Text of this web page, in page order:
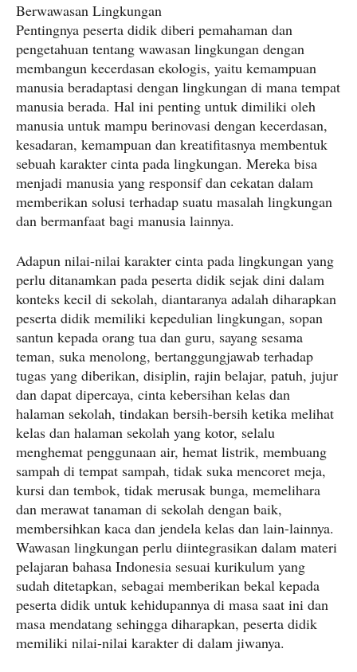
Berwawasan Lingkungan
Pentingnya peserta didik diberi pemahaman dan
pengetahuan tentang wawasan lingkungan dengan
membangun kecerdasan ekologis, yaitu kemampuan
manusia beradaptasi dengan lingkungan di mana tempat
manusia berada. Hal ini penting untuk dimiliki oleh
manusia untuk mampu berinovasi dengan kecerdasan,
kesadaran, kemampuan dan kreatifitasnya membentuk
sebuah karakter cinta pada lingkungan. Mereka bisa
menjadi manusia yang responsif dan cekatan dalam
memberikan solusi terhadap suatu masalah lingkungan
dan bermanfaat bagi manusia lainnya.
Adapun nilai-nilai karakter cinta pada lingkungan yang
perlu ditanamkan pada peserta didik sejak dini dalam
konteks kecil di sekolah, diantaranya adalah diharapkan
peserta didik memiliki kepedulian lingkungan, sopan
santun kepada orang tua dan guru, sayang sesama
teman, suka menolong, bertanggungjawab terhadap
tugas yang diberikan, disiplin, rajin belajar, patuh, jujur
dan dapat dipercaya, cinta kebersihan kelas dan
halaman sekolah, tindakan bersih-bersih ketika melihat
kelas dan halaman sekolah yang kotor, selalu
menghemat penggunaan air, hemat listrik, membuang
sampah di tempat sampah, tidak suka mencoret meja,
kursi dan tembok, tidak merusak bunga, memelihara
dan merawat tanaman di sekolah dengan baik,
membersihkan kaca dan jendela kelas dan lain-lainnya.
Wawasan lingkungan perlu diintegrasikan dalam materi
pelajaran bahasa Indonesia sesuai kurikulum yang
sudah ditetapkan, sebagai memberikan bekal kepada
peserta didik untuk kehidupannya di masa saat ini dan
masa mendatang sehingga diharapkan, peserta didik
memiliki nilai-nilai karakter di dalam jiwanya.